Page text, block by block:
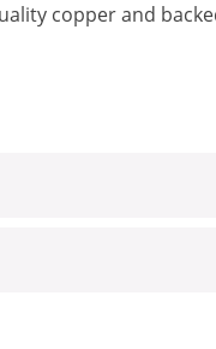
copper and